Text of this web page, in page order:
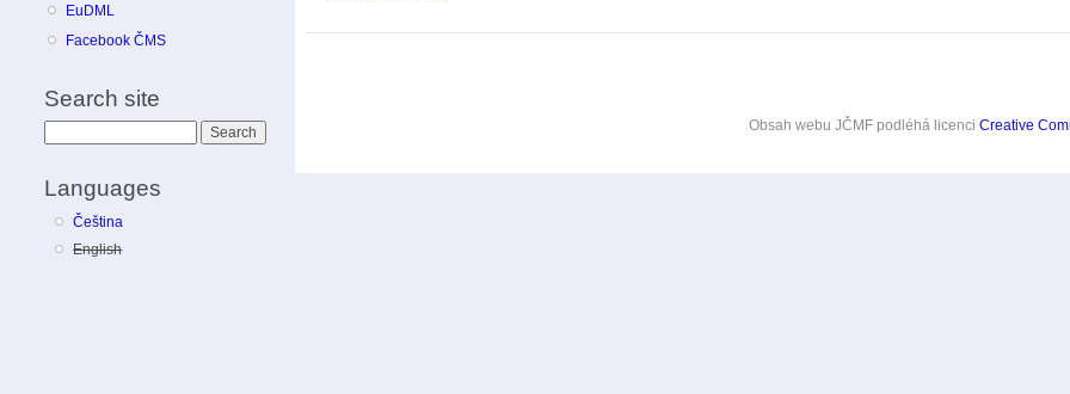
EuDML
Facebook ČMS
Search site
Languages
Čeština
English
Obsah webu JČMFpodléhá licenci Creative